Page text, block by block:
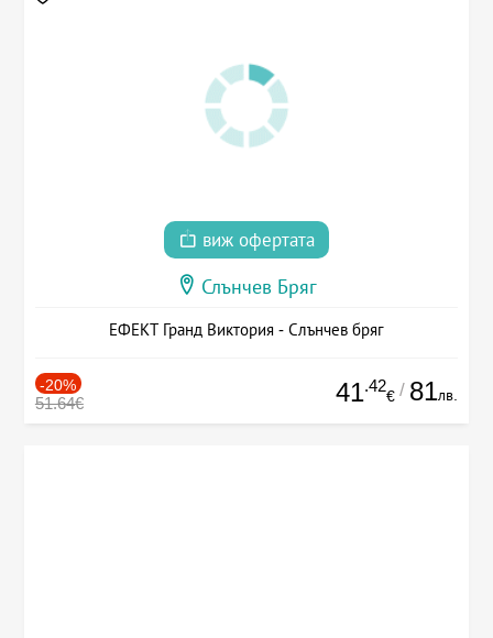
виж офертата
Слънчев Бряг
ЕФЕКТ Гранд Виктория - Слънчев бряг
-20%
51.64€ 41.42
€ / 81лв.